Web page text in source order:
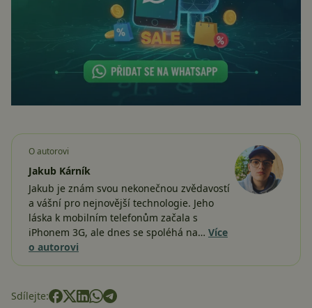
O autorovi
Jakub Kárník
Jakub je znám svou nekonečnou zvědavostí
a vášní pro nejnovější technologie. Jeho
láska k mobilním telefonům začala s
iPhonem 3G, ale dnes se spoléhá na… Více
o autorovi
Sdílejte: